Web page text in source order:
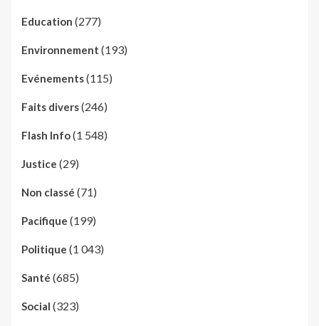
Education (277)
Environnement (193)
Evénements(115)
Faits divers(246)
Flash Info(1 548)
Justice (29)
Non classé (71)
Pacifique (199)
Politique (1 043)
Santé (685)
Social (323)